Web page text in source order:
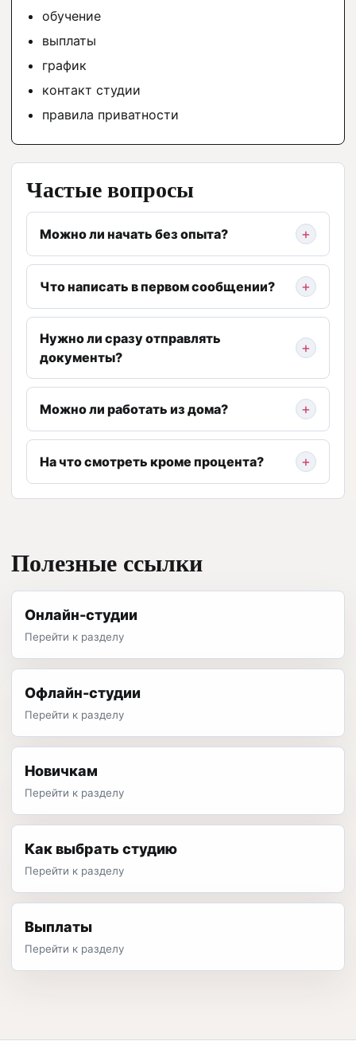
обучение
выплаты
график
контакт студии
правила приватности
Частые вопросы
Можно ли начать без опыта?
Что написать в первом сообщении?
Нужно ли сразу отправлять
документы?
Можно ли работать из дома?
На что смотреть кроме процента?
Полезные ссылки
Онлайн-студии
Перейти к разделу
Офлайн-студии
Перейти к разделу
Новичкам
Перейти к разделу
Как выбрать студию
Перейти к разделу
Выплаты
Перейти к разделу